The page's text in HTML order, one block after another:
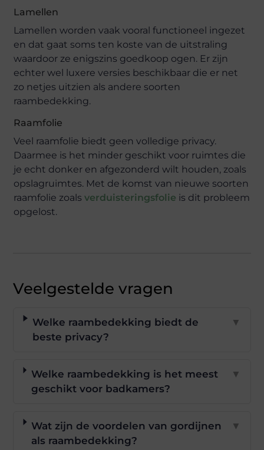
Lamellen
Lamellen worden vaak vooral functioneel ingezet
en dat gaat soms ten koste van de uitstraling
waardoor ze enigszins goedkoop ogen. Er zijn
echter wel luxere versies beschikbaar die er net
zo netjes uitzien als andere soorten
raambedekking.
Raamfolie
Veel raamfolie biedt geen volledige privacy.
Daarmee is het minder geschikt voor ruimtes die
je echt donker en afgezonderd wilt houden, zoals
opslagruimtes. Met de komst van nieuwe soorten
raamfolie zoalsverduisteringsfolie is dit probleem
opgelost.
Veelgestelde vragen
Welke raambedekking biedt de
beste privacy?
▼
Welke raambedekking is het meest
geschikt voor badkamers?
▼
Wat zijn de voordelen van gordijnen
als raambedekking?
▼